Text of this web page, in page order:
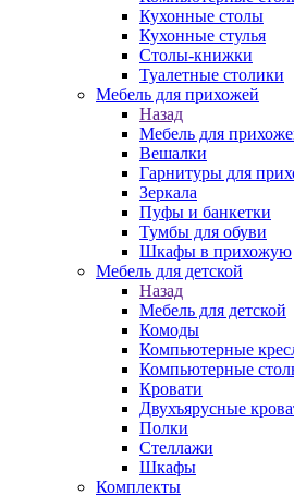
Кухонные столы
Кухонные стулья
Столы-книжки
Туалетные столики
Мебель для прихожей
Назад
Мебель для
Вешалки
Гарнитуры для
Зеркала
Пуфы и банкетки
Тумбы для обуви
Шкафы в прихожую
Мебель для детской
Назад
Мебель для детской
Комоды
Компьютерные
Компьютерные
Кровати
Двухъярусные
Полки
Стеллажи
Шкафы
Комплекты